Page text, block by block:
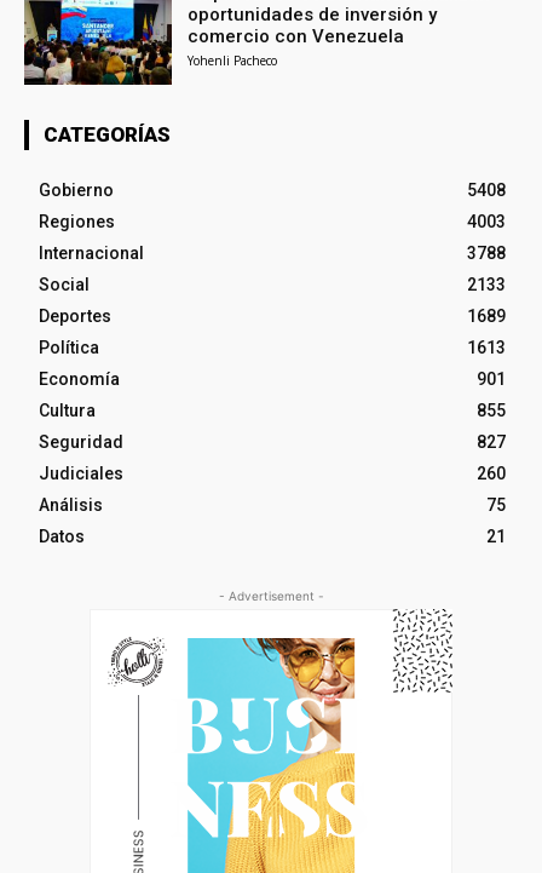
oportunidades de inversión y
comercio con Venezuela
Yohenli Pacheco
CATEGORÍAS
Gobierno
5408
Regiones
4003
Internacional
3788
Social
2133
Deportes
1689
Política
1613
Economía
901
Cultura
855
Seguridad
827
Judiciales
260
Análisis
75
Datos
21
- Advertisement -